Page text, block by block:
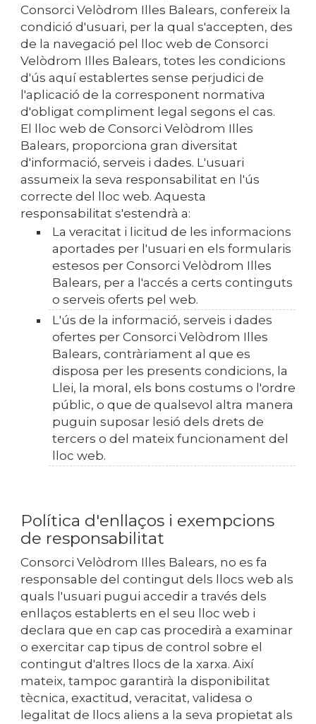
Consorci Velòdrom Illes Balears, confereix la
condició d'usuari, per la qual s'accepten, des
de la navegació pel lloc web de Consorci
Velòdrom Illes Balears, totes les condicions
d'ús aquí establertes sense perjudici de
l'aplicació de la corresponent normativa
d'obligat compliment legal segons el cas.
El lloc web de Consorci Velòdrom Illes
Balears, proporciona gran diversitat
d'informació, serveis i dades. L'usuari
assumeix la seva responsabilitat en l'ús
correcte del lloc web. Aquesta
responsabilitat s'estendrà a:
La veracitat i licitud de les informacions
aportades per l'usuari en els formularis
estesos per Consorci Velòdrom Illes
Balears, per a l'accés a certs continguts
o serveis oferts pel web.
L'ús de la informació, serveis i dades
ofertes per Consorci Velòdrom Illes
Balears, contràriament al que es
disposa per les presents condicions, la
Llei, la moral, els bons costums o l'ordre
públic, o que de qualsevol altra manera
puguin suposar lesió dels drets de
tercers o del mateix funcionament del
lloc web.
Política d'enllaços i exempcions
de responsabilitat
Consorci Velòdrom Illes Balears, no es fa
responsable del contingut dels llocs web als
quals l'usuari pugui accedir a través dels
enllaços establerts en el seu lloc web i
declara que en cap cas procedirà a examinar
o exercitar cap tipus de control sobre el
contingut d'altres llocs de la xarxa. Així
mateix, tampoc garantirà la disponibilitat
tècnica, exactitud, veracitat, validesa o
legalitat de llocs aliens a la seva propietat als